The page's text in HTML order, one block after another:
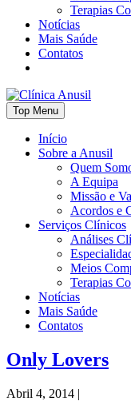
Terapias
Notícias
Mais Saúde
Contatos
Top Menu Skip
content
Início
Sobre a Anusil
Quem
A Equipa
Missão e
Acordos e
Serviços Clínicos
Análises
Meios
Terapias
Notícias
Mais Saúde
Contatos
Only Lovers
Abril 4, 2014 |